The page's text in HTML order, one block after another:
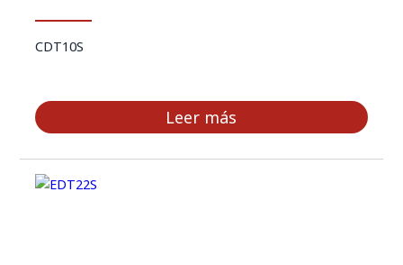
CDT10S
Leer más